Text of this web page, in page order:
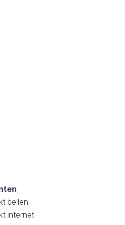
bellen
internet